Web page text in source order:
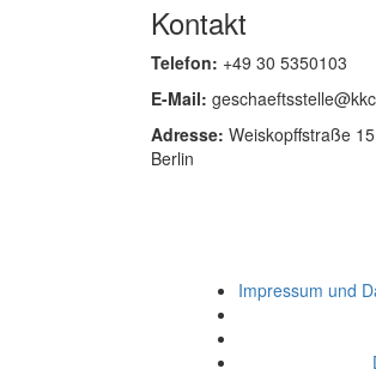
Kontakt
Telefon: +49 30 5350103
E-Mail:
Adresse: Weiskopffstraße
Berlin
Impressum und